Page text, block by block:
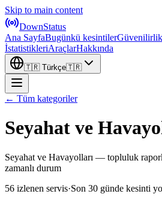
Skip to main content
DownStatus
Ana SayfaBugünkü kesintilerGüvenilirlik
İstatistikleriAraçlarHakkında
🇹🇷 Türkçe🇹🇷
← Tüm kategoriler
Seyahat ve
Seyahat ve Havayolları — topluluk
zamanlı durum
56 izlenen servis·Son 30 günde kesinti